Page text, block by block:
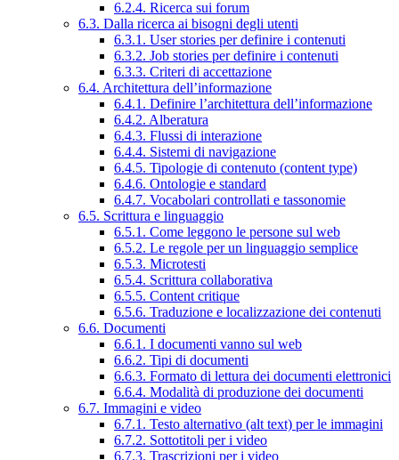
6.2.4. Ricerca sui forum
6.3. Dalla ricerca ai bisogni degli utenti
6.3.1. User stories per definire i contenuti
6.3.2. Job stories per definire i contenuti
6.3.3. Criteri di accettazione
6.4. Architettura dell’informazione
6.4.1. Definire l’architettura dell’informazione
6.4.2. Alberatura
6.4.3. Flussi di interazione
6.4.4. Sistemi di navigazione
6.4.5. Tipologie di contenuto (content type)
6.4.6. Ontologie e standard
6.4.7. Vocabolari controllati e tassonomie
6.5. Scrittura e linguaggio
6.5.1. Come leggono le persone sul web
6.5.2. Le regole per un linguaggio semplice
6.5.3. Microtesti
6.5.4. Scrittura collaborativa
6.5.5. Content critique
6.5.6. Traduzione e localizzazione dei contenuti
6.6. Documenti
6.6.1. I documenti vanno sul web
6.6.2. Tipi di documenti
6.6.3. Formato di lettura dei documenti elettronici
6.6.4. Modalità di produzione dei documenti
6.7. Immagini e video
6.7.1. Testo alternativo (alt text) per le immagini
6.7.2. Sottotitoli per i video
6.7.3. Trascrizioni per i video